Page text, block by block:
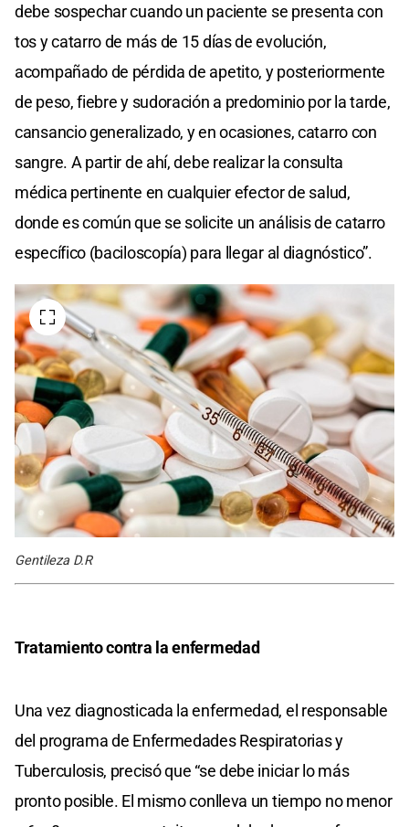
debe sospechar cuando un paciente se presenta con
tos y catarro de más de 15 días de evolución,
acompañado de pérdida de apetito, y posteriormente
de peso, fiebre y sudoración a predominio por la tarde,
cansancio generalizado, y en ocasiones, catarro con
sangre. A partir de ahí, debe realizar la consulta
médica pertinente en cualquier efector de salud,
donde es común que se solicite un análisis de catarro
específico (baciloscopía) para llegar al diagnóstico”.
Gentileza D.R
Tratamiento contra la enfermedad
Una vez diagnosticada la enfermedad, el responsable
del programa de Enfermedades Respiratorias y
Tuberculosis, precisó que “se debe iniciar lo más
pronto posible. El mismo conlleva un tiempo no menor